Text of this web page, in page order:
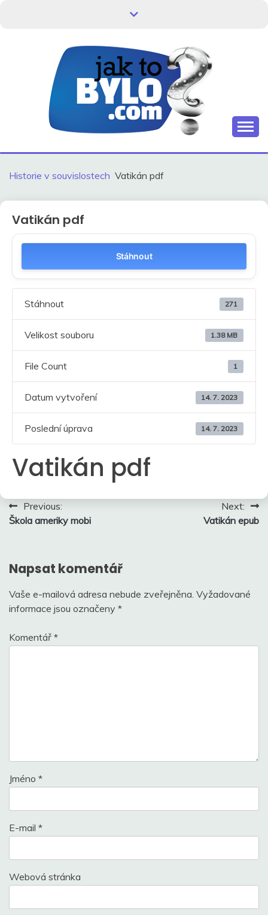
HISTORIE V
SOUVISLOSTECH
Historie v souvislostech Vatikán pdf
Vatikán pdf
Stáhnout
Stáhnout 271
Velikost souboru 1.38 MB
File Count 1
Datum vytvoření 14. 7. 2023
Poslední úprava 14. 7. 2023
Vatikán pdf
Navigace
pro
Previous:
Škola ameriky mobi
Next:
Vatikán epub
Napsat komentář
Vaše e-mailová adresa nebude zveřejněna. Vyžadované
informace jsou označeny *
Komentář *
Jméno *
E-mail *
Webová stránka